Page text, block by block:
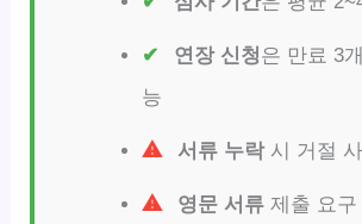
연장 신청은 만료 3
능
서류 누락시 거절
영문 서류제출 요구